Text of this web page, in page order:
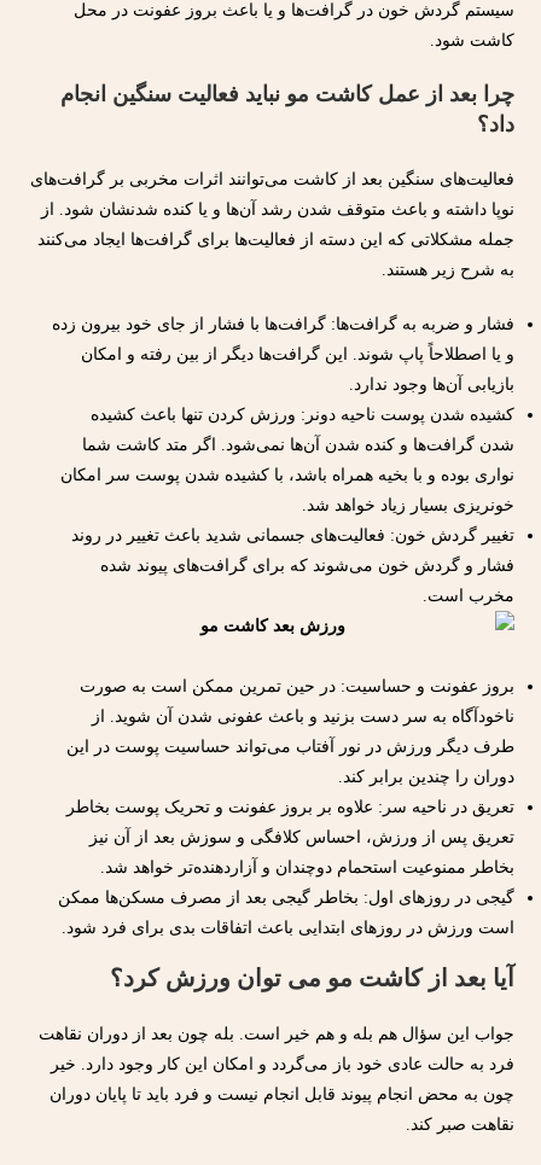
سیستم گردش خون در گرافت‌ها و یا باعث بروز عفونت در محل
کاشت شود.
چرا بعد از عمل کاشت مو نباید فعالیت سنگین انجام
داد؟
فعالیت‌های سنگین بعد از کاشت می‌توانند اثرات مخربی بر گرافت‌های
نوپا داشته و باعث متوقف شدن رشد آن‌ها و یا کنده شدنشان شود. از
جمله مشکلاتی که این دسته از فعالیت‌ها برای گرافت‌ها ایجاد می‌کنند
به شرح زیر هستند.
فشار و ضربه به گرافت‌ها: گرافت‌ها با فشار از جای خود بیرون زده
و یا اصطلاحاً پاپ شوند. این گرافت‌ها دیگر از بین رفته و امکان
بازیابی آن‌ها وجود ندارد.
کشیده شدن پوست ناحیه دونر: ورزش کردن تنها باعث کشیده
شدن گرافت‌ها و کنده شدن آن‌ها‌ نمی‌شود. اگر متد کاشت شما
نواری بوده و با بخیه همراه باشد، با کشیده شدن پوست سر امکان
خونریزی بسیار زیاد خواهد شد.
تغییر گردش خون: فعالیت‌های جسمانی شدید باعث تغییر در روند
فشار و گردش خون می‌شوند که برای گرافت‌های پیوند شده
مخرب است.
بروز عفونت و حساسیت: در حین تمرین ممکن است به صورت
ناخودآگاه به سر دست بزنید و باعث عفونی شدن آن شوید. از
طرف دیگر ورزش در نور آفتاب می‌تواند حساسیت پوست در این
دوران را چندین برابر کند.
تعریق در ناحیه سر: علاوه بر بروز عفونت و تحریک پوست بخاطر
تعریق پس از ورزش، احساس کلافگی و سوزش بعد از آن نیز
بخاطر ممنوعیت استحمام دوچندان و آزاردهنده‌تر خواهد شد.
گیجی در روزهای اول: بخاطر گیجی بعد از مصرف مسکن‌ها ممکن
است ورزش در روزهای ابتدایی باعث اتفاقات بدی برای فرد شود.
آیا بعد از کاشت مو می توان ورزش کرد؟
جواب این سؤال هم بله و هم خیر است. بله چون بعد از دوران نقاهت
فرد به حالت عادی خود باز می‌گردد و امکان این کار وجود دارد. خیر
چون به محض انجام پیوند قابل انجام نیست و فرد باید تا پایان دوران
نقاهت صبر کند.